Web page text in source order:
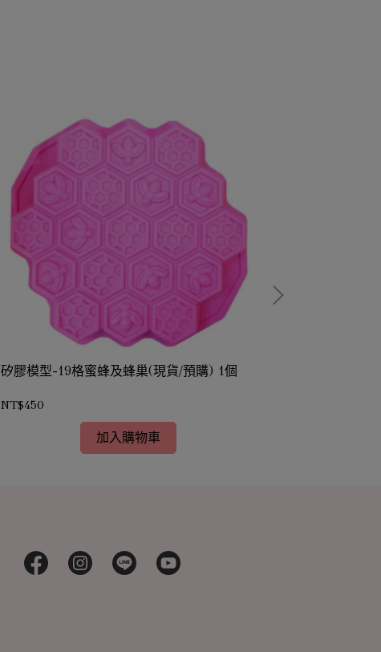
矽膠模型-19格蜜蜂及蜂巢(現貨/預購) 1個
NT$450
加入購物車